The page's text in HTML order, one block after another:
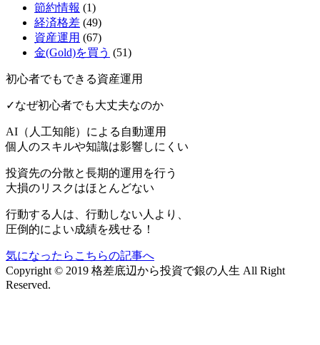
節約情報 (1)
経済格差 (49)
資産運用 (67)
金(Gold)を買う (51)
初心者でもできる資産運用
✓なぜ初心者でも大丈夫なのか
AI（人工知能）による 自動運用
個人のスキルや知識は影響しにくい
投資先の分散と長期的運用を行う
大損のリスクはほとんどない
行動する人は、行動しない人より、
圧倒的によい成績を残せる！
気になったらこちらの記事へ
Copyright © 2019 格差底辺から投資で銀の人生 All Right
Reserved.